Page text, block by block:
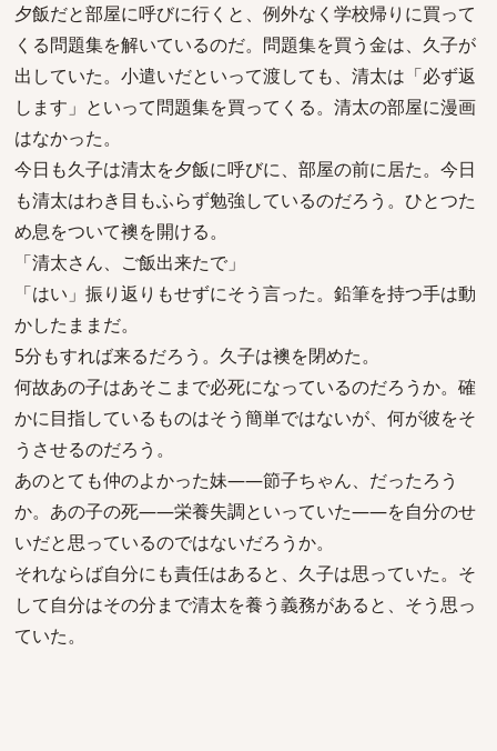
夕飯だと部屋に呼びに行くと、例外なく学校帰りに買って
くる問題集を解いているのだ。問題集を買う金は、久子が
出していた。小遣いだといって渡しても、清太は「必ず返
します」といって問題集を買ってくる。清太の部屋に漫画
はなかった。
今日も久子は清太を夕飯に呼びに、部屋の前に居た。今日
も清太はわき目もふらず勉強しているのだろう。ひとつた
め息をついて襖を開ける。
「清太さん、ご飯出来たで」
「はい」振り返りもせずにそう言った。鉛筆を持つ手は動
かしたままだ。
5分もすれば来るだろう。久子は襖を閉めた。
何故あの子はあそこまで必死になっているのだろうか。確
かに目指しているものはそう簡単ではないが、何が彼をそ
うさせるのだろう。
あのとても仲のよかった妹――節子ちゃん、だったろう
か。あの子の死――栄養失調といっていた――を自分のせ
いだと思っているのではないだろうか。
それならば自分にも責任はあると、久子は思っていた。そ
して自分はその分まで清太を養う義務があると、そう思っ
ていた。